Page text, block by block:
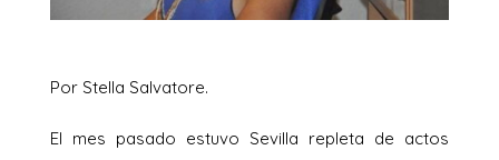
Por Stella Salvatore.
El mes pasado estuvo Sevilla repleta de actos